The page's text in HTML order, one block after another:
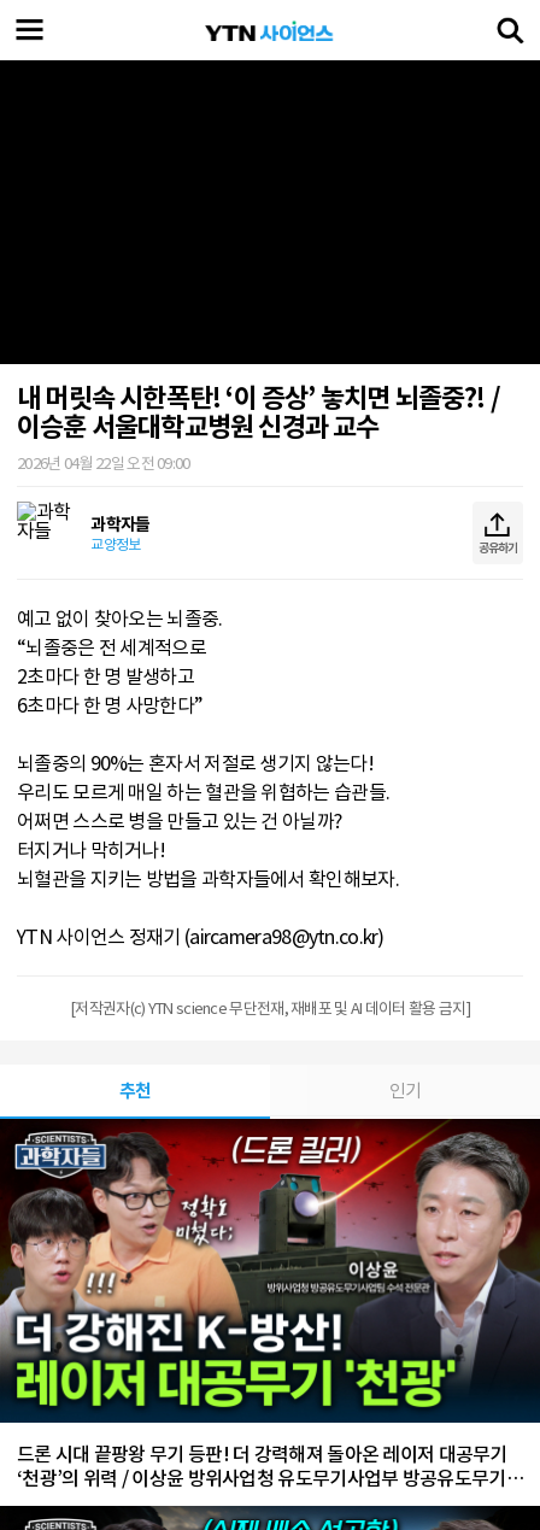
내 머릿속 시한폭탄! ‘이 증상’ 놓치면 뇌졸중?! /
이승훈 서울대학교병원 신경과 교수
2026년 04월 22일 오전 09:00
과학자들
교양정보 공유하기
예고 없이 찾아오는 뇌졸중.
“뇌졸중은 전 세계적으로
2초마다 한 명 발생하고
6초마다 한 명 사망한다”
뇌졸중의 90%는 혼자서 저절로 생기지 않는다!
우리도 모르게 매일 하는 혈관을 위협하는 습관들.
어쩌면 스스로 병을 만들고 있는 건 아닐까?
터지거나 막히거나!
뇌혈관을 지키는 방법을 과학자들에서 확인해보자.
YTN 사이언스 정재기 (aircamera98@ytn.co.kr)
[저작권자(c) YTN science 무단전재, 재배포 및 AI 데이터 활용 금지]
추천 인기
드론 시대 끝팡왕 무기 등판! 더 강력해져 돌아온 레이저 대공무기
‘천광’의 위력 / 이상윤 방위사업청 유도무기사업부 방공유도무기사
업팀 수석 전문관